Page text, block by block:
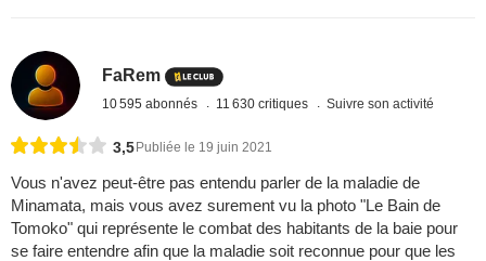
FaRem
10 595 abonnés 11 630 critiques Suivre son activité
3,5 Publiée le 19 juin 2021
Vous n'avez peut-être pas entendu parler de la maladie de
Minamata, mais vous avez surement vu la photo "Le Bain de
Tomoko" qui représente le combat des habitants de la baie pour
se faire entendre afin que la maladie soit reconnue pour que les